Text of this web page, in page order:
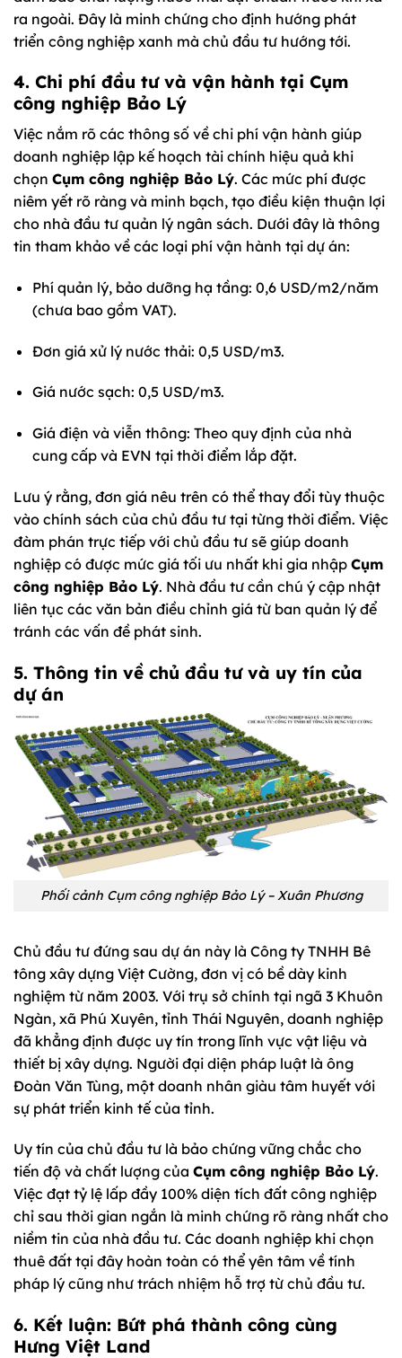
ra ngoài. Đây là minh chứng cho định hướng phát
triển công nghiệp xanh mà chủ đầu tư hướng tới.
4. Chi phí đầu tư và vận hành tại Cụm
công nghiệp Bảo Lý
Việc nắm rõ các thông số về chi phí vận hành giúp
doanh nghiệp lập kế hoạch tài chính hiệu quả khi
chọn Cụm công nghiệp Bảo Lý. Các mức phí được
niêm yết rõ ràng và minh bạch, tạo điều kiện thuận lợi
cho nhà đầu tư quản lý ngân sách. Dưới đây là thông
tin tham khảo về các loại phí vận hành tại dự án:
Phí quản lý, bảo dưỡng hạ tầng: 0,6 USD/m2/năm
(chưa bao gồm VAT).
Đơn giá xử lý nước thải: 0,5 USD/m3.
Giá nước sạch: 0,5 USD/m3.
Giá điện và viễn thông: Theo quy định của nhà
cung cấp và EVN tại thời điểm lắp đặt.
Lưu ý rằng, đơn giá nêu trên có thể thay đổi tùy thuộc
vào chính sách của chủ đầu tư tại từng thời điểm. Việc
đàm phán trực tiếp với chủ đầu tư sẽ giúp doanh
nghiệp có được mức giá tối ưu nhất khi gia nhập Cụm
công nghiệp Bảo Lý. Nhà đầu tư cần chú ý cập nhật
liên tục các văn bản điều chỉnh giá từ ban quản lý để
tránh các vấn đề phát sinh.
5. Thông tin về chủ đầu tư và uy tín của
dự án
Phối cảnh Cụm công nghiệp Bảo Lý – Xuân Phương
Chủ đầu tư đứng sau dự án này là Công ty TNHH Bê
tông xây dựng Việt Cường, đơn vị có bề dày kinh
nghiệm từ năm 2003. Với trụ sở chính tại ngã 3 Khuôn
Ngàn, xã Phú Xuyên, tỉnh Thái Nguyên, doanh nghiệp
đã khẳng định được uy tín trong lĩnh vực vật liệu và
thiết bị xây dựng. Người đại diện pháp luật là ông
Đoàn Văn Tùng, một doanh nhân giàu tâm huyết với
sự phát triển kinh tế của tỉnh.
Uy tín của chủ đầu tư là bảo chứng vững chắc cho
tiến độ và chất lượng của Cụm công nghiệp Bảo Lý.
Việc đạt tỷ lệ lấp đầy 100% diện tích đất công nghiệp
chỉ sau thời gian ngắn là minh chứng rõ ràng nhất cho
niềm tin của nhà đầu tư. Các doanh nghiệp khi chọn
thuê đất tại đây hoàn toàn có thể yên tâm về tính
pháp lý cũng như trách nhiệm hỗ trợ từ chủ đầu tư.
6. Kết luận: Bứt phá thành công cùng
Hưng Việt Land